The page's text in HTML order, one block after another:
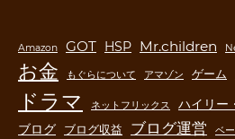
Amazon GOT HSP Mr.children
お金 もぐらについて アマゾン ゲーム
ドラマ ネットフリックス
ハイリー
ブログ
ブログ収益 ブログ運営
ベ